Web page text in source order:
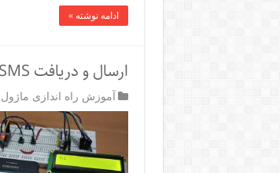
ادامه نوشته »
ارسال و دریافت SMS با STM32 و ماژول SIM800c
آموزش راه اندازی ماژول